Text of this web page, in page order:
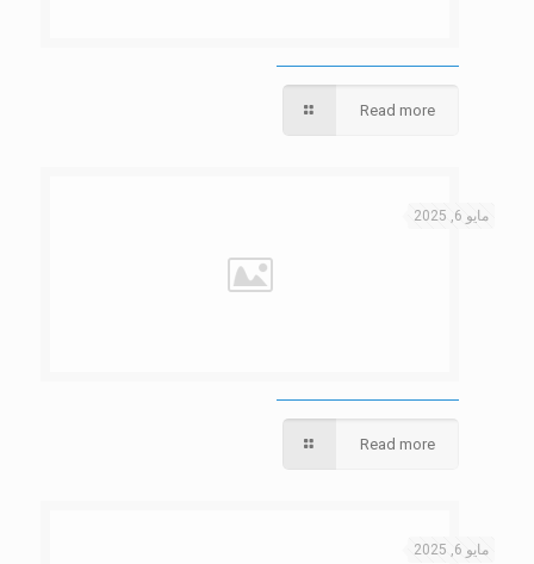
Read more
مايو 6, 2025
Read more
مايو 6, 2025